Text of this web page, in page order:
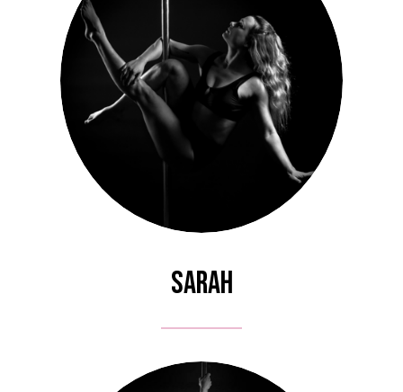
Sarah